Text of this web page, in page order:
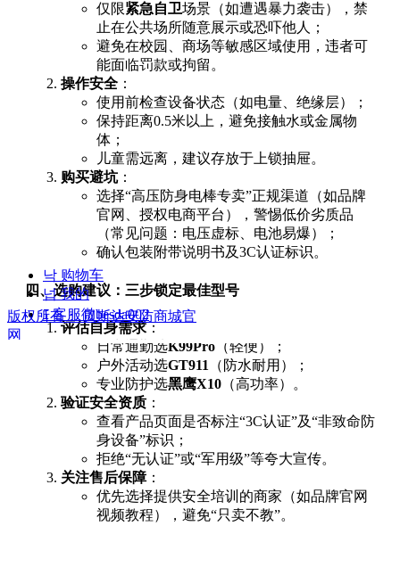
仅限紧急自卫场景（如遭遇暴力袭击），禁
止在公共场所随意展示或恐吓他人；
避免在校园、商场等敏感区域使用，违者可
能面临罚款或拘留。
操作安全 ：
使用前检查设备状态（如电量、绝缘层）；
保持距离0.5米以上，避免接触水或金属物
体；
儿童需远离，建议存放于上锁抽屉。
购买避坑：
选择“高压防身电棒专卖”正规渠道（如品牌
官网、授权电商平台），警惕低价劣质品
（常见问题：电压虚标、电池易爆）；
确认包装附带说明书及3C认证标识。
四、选购建议：三步锁定最佳型号
评估自身需求：
日常通勤选K99Pro （轻便）；
户外活动选GT911
（防水耐用）；
专业防护选黑鹰X10 （高功率）。
验证安全资质 ：
查看产品页面是否标注“3C认证”及“非致命防
身设备”标识；
拒绝“无认证”或“军用级”等夸大宣传。
关注售后保障：
优先选择提供安全培训的商家（如品牌官网
视频教程），避免“只卖不教”。
낙 购物车
넙 我的
ꀤ 客服微besda002
版权所有： 贝斯达安防商城官
网